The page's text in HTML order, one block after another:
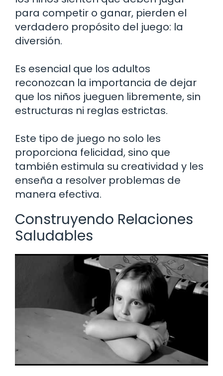
para competir o ganar, pierden el
verdadero propósito del juego: la
diversión.
Es esencial que los adultos
reconozcan la importancia de dejar
que los niños jueguen libremente, sin
estructuras ni reglas estrictas.
Este tipo de juego no solo les
proporciona felicidad, sino que
también estimula su creatividad y les
enseña a resolver problemas de
manera efectiva.
Construyendo Relaciones
Saludables